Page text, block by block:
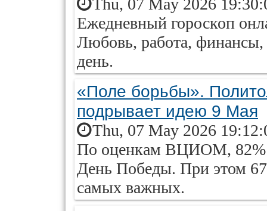
Thu, 07 May 2026
Ежедневный гороскоп
Любовь, работа, финансы,
день.
«Поле борьбы».
подрывает идею 9 Мая
Thu, 07 May 2026
По оценкам ВЦИОМ, 82%
День Победы. При этом
самых важных.